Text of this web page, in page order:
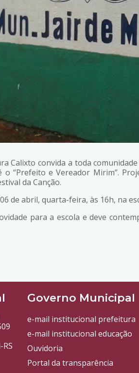
Calixto convida a toda
o “Prefeito e Vereador Mirim”.
da Canção.
de abril, quarta-feira, às 16h, na
para a escola e deve
Governo Municipal
e-mail institucional prefeitura
e-mail institucional educação
Ouvidoria
Portal da transparência